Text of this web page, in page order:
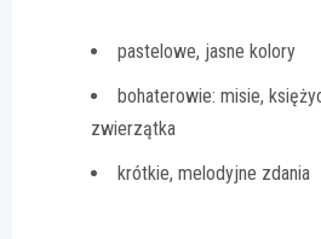
pastelowe, jasne kolory
bohaterowie: misie,
zwierzątka
krótkie, melodyjne zdania